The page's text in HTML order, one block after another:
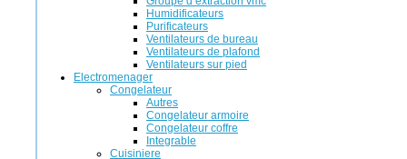
Humidificateurs
Purificateurs
Ventilateurs de bureau
Ventilateurs de plafond
Ventilateurs sur pied
Electromenager
Congelateur
Autres
Congelateur armoire
Congelateur coffre
Integrable
Cuisiniere